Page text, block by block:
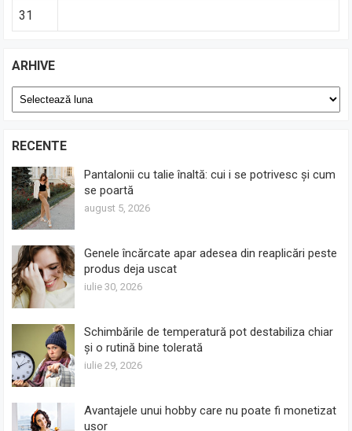
31
ARHIVE
Arhive
RECENTE
Pantalonii cu talie înaltă: cui i se potrivesc și cum
se poartă
august 5, 2026
Genele încărcate apar adesea din reaplicări peste
produs deja uscat
iulie 30, 2026
Schimbările de temperatură pot destabiliza chiar
și o rutină bine tolerată
iulie 29, 2026
Avantajele unui hobby care nu poate fi monetizat
ușor